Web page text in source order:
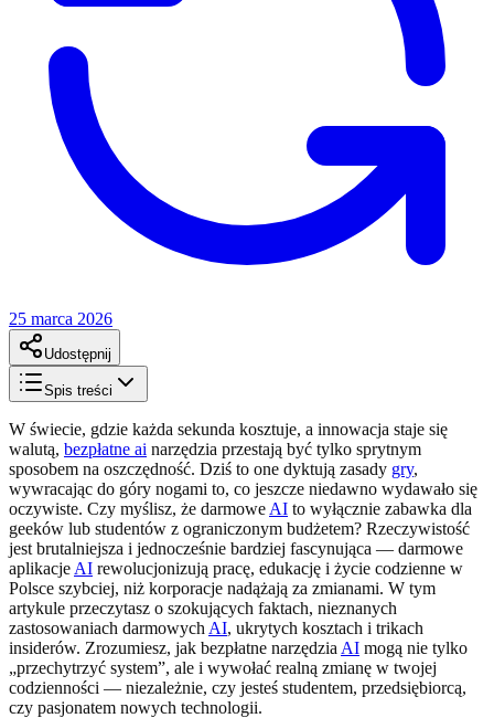
25 marca 2026
Udostępnij
Spis treści
W świecie, gdzie każda sekunda kosztuje, a innowacja staje się
walutą, bezpłatne ai narzędzia przestają być tylko sprytnym
sposobem na oszczędność. Dziś to one dyktują zasady gry,
wywracając do góry nogami to, co jeszcze niedawno wydawało się
oczywiste. Czy myślisz, że darmowe AI to wyłącznie zabawka dla
geeków lub studentów z ograniczonym budżetem? Rzeczywistość
jest brutalniejsza i jednocześnie bardziej fascynująca — darmowe
aplikacje AI rewolucjonizują pracę, edukację i życie codzienne w
Polsce szybciej, niż korporacje nadążają za zmianami. W tym
artykule przeczytasz o szokujących faktach, nieznanych
zastosowaniach darmowych AI, ukrytych kosztach i trikach
insiderów. Zrozumiesz, jak bezpłatne narzędzia AI mogą nie tylko
„przechytrzyć system”, ale i wywołać realną zmianę w twojej
codzienności — niezależnie, czy jesteś studentem, przedsiębiorcą,
czy pasjonatem nowych technologii.